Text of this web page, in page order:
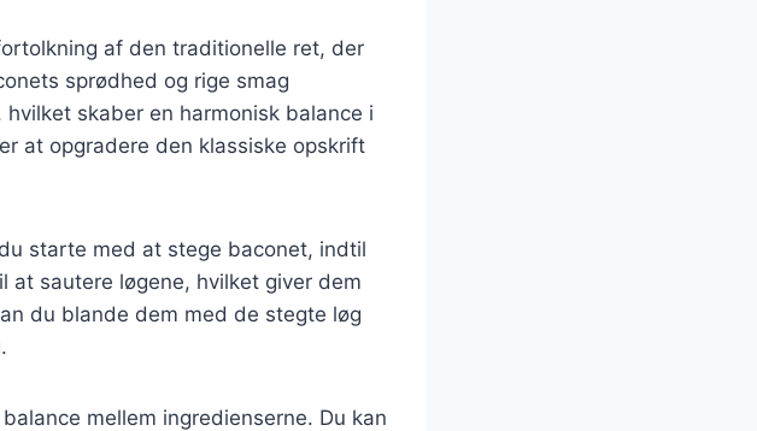
af den traditionelle ret, der
sprødhed og rige smag
skaber en harmonisk balance i
at opgradere den klassiske opskrift
starte med at stege baconet, indtil
sautere løgene, hvilket giver dem
du blande dem med de stegte løg
mellem ingredienserne. Du kan